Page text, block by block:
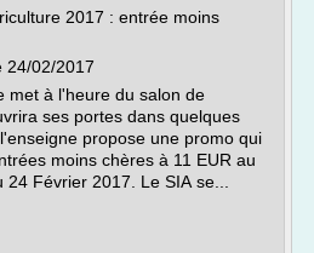
2017 : entrée moins
24/02/2017
met à l'heure du salon de
ses portes dans quelques
propose une promo qui
moins chères à 11 EUR au
Février 2017. Le SIA se...